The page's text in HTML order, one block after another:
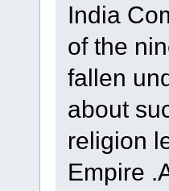
India
of the
fallen
about
religion
Empire